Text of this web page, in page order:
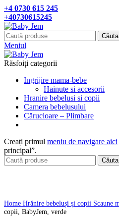
+4 0730 615 245
+40730615245
Meniul
Răsfoiți categorii
Ingrijire mama-bebe
Hainute si accesorii
Hranire bebelusi si copii
Camera bebelusului
Cǎrucioare – Plimbare
Creați primul meniu de navigare aici
principal”.
Home Hrănire bebeluși și copii Scaune
copii, BabyJem, verde